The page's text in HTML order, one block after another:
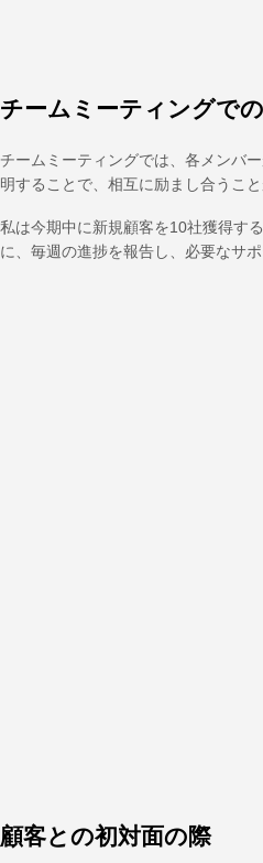
チームミーティングで
チームミーティングでは、各メンバ
明することで、相互に励まし合うこと
私は今期中に新規顧客を10社獲得す
に、毎週の進捗を報告し、必要なサ
顧客との初対面の際